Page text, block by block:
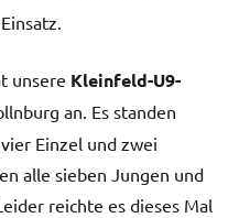
unsere Kleinfeld-U9-
an. Es standen
Einzel und zwei
alle sieben Jungen und
reichte es dieses Mal